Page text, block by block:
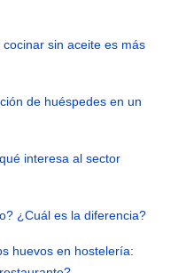
sin aceite es más
de huéspedes en un
interesa al sector
¿Cuál es la diferencia?
huevos en hostelería: